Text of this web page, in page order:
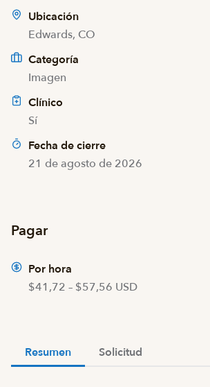
Ubicación
Edwards, CO
Categoría
Imagen
Clínico
Sí
Fecha de cierre
21 de agosto de 2026
Pagar
Por hora
$41,72 – $57,56 USD
Resumen Solicitud